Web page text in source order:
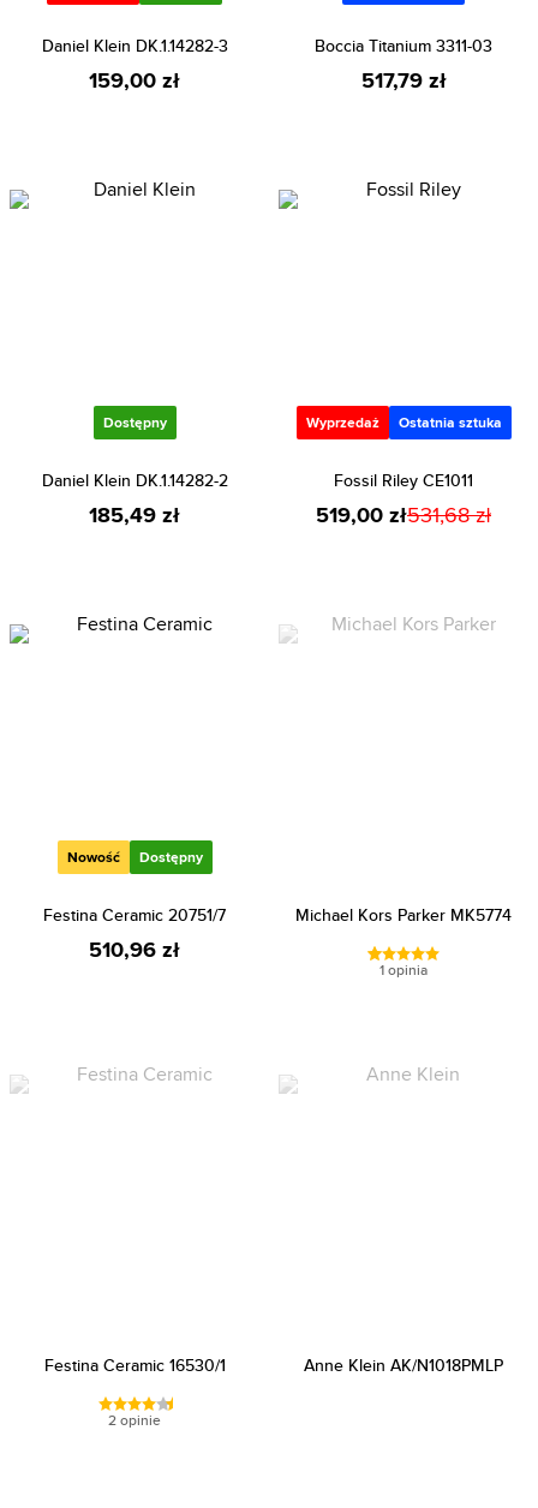
Daniel Klein DK.1.14282-3
159,00 zł
Boccia Titanium 3311-03
517,79 zł
Dostępny
Daniel Klein DK.1.14282-2
185,49 zł
Wyprzedaż Ostatnia sztuka
Fossil Riley CE1011
519,00 zł531,68 zł
Nowość Dostępny
Festina Ceramic 20751/7
510,96 zł
Michael Kors Parker MK5774
1 opinia
Festina Ceramic 16530/1
2 opinie
Anne Klein AK/N1018PMLP